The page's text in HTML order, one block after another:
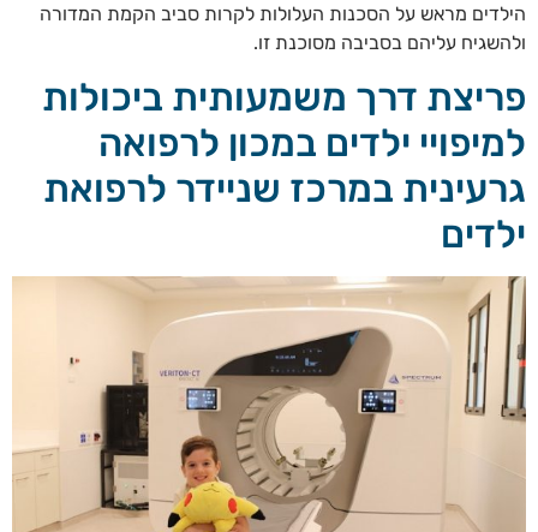
הילדים מראש על הסכנות העלולות לקרות סביב הקמת המדורה
ולהשגיח עליהם בסביבה מסוכנת זו.
פריצת דרך משמעותית ביכולות
למיפויי ילדים במכון לרפואה
גרעינית במרכז שניידר לרפואת
ילדים